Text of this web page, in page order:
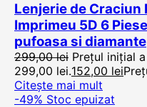
Lenjerie de Craciun
Imprimeu 5D 6
pufoasa si diamante
299,00lei Prețul inițial
299,00 lei.152,00 lei
Citește mai mult
-49% Stoc epuizat